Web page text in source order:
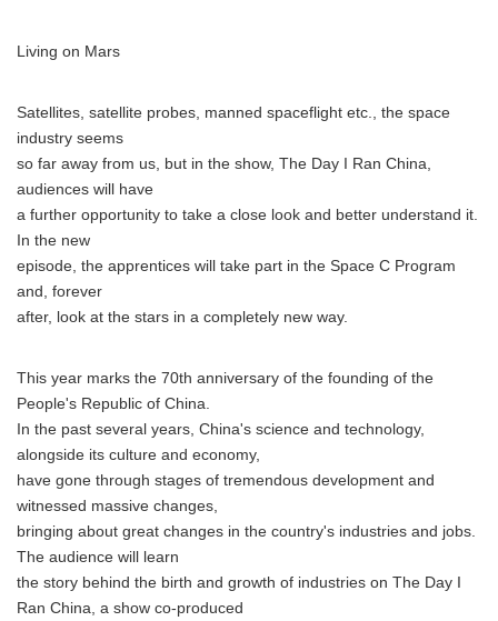
Living on Mars
Satellites, satellite probes, manned spaceflight etc., the space
industry seems
so far away from us, but in the show, The Day I Ran China,
audiences will have
a further opportunity to take a close look and better understand it.
In the new
episode, the apprentices will take part in the Space C Program
and, forever
after, look at the stars in a completely new way.
This year marks the 70th anniversary of the founding of the
People's Republic of China.
In the past several years, China's science and technology,
alongside its culture and economy,
have gone through stages of tremendous development and
witnessed massive changes,
bringing about great changes in the country's industries and jobs.
The audience will learn
the story behind the birth and growth of industries on The Day I
Ran China, a show co-produced